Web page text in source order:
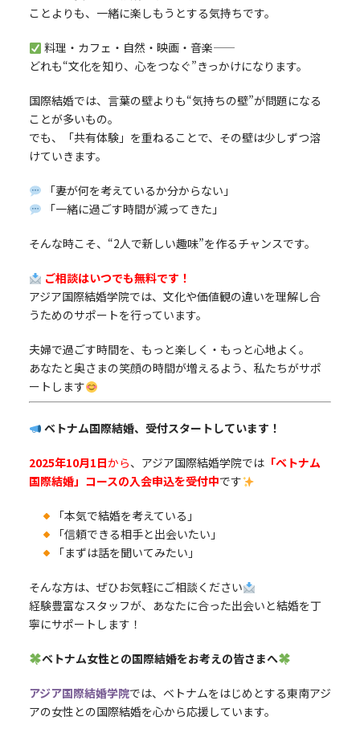
ことよりも、一緒に楽しもうとする気持ちです。
料理・カフェ・自然・映画・音楽——
どれも“文化を知り、心をつなぐ”きっかけになります。
国際結婚では、言葉の壁よりも“気持ちの壁”が問題になる
ことが多いもの。
でも、「共有体験」を重ねることで、その壁は少しずつ溶
けていきます。
「妻が何を考えているか分からない」
「一緒に過ごす時間が減ってきた」
そんな時こそ、“2人で新しい趣味”を作るチャンスです。
ご相談はいつでも無料です！
アジア国際結婚学院では、文化や価値観の違いを理解し合
うためのサポートを行っています。
夫婦で過ごす時間を、もっと楽しく・もっと心地よく。
あなたと奥さまの笑顔の時間が増えるよう、私たちがサポ
ートします
ベトナム国際結婚、受付スタートしています！
2025年10月1日から、アジア国際結婚学院では「ベトナム
国際結婚」コースの入会申込を受付中です
「本気で結婚を考えている」
「信頼できる相手と出会いたい」
「まずは話を聞いてみたい」
そんな方は、ぜひお気軽にご相談ください
経験豊富なスタッフが、あなたに合った出会いと結婚を丁
寧にサポートします！
ベトナム女性との国際結婚をお考えの皆さまへ
アジア国際結婚学院では、ベトナムをはじめとする東南アジ
アの女性との国際結婚を心から応援しています。